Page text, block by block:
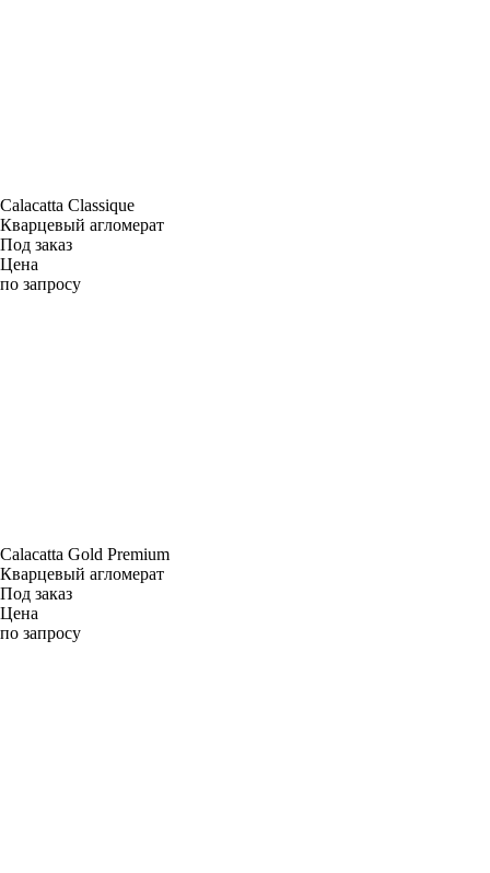
Calacatta Classique
Кварцевый агломерат
Под заказ
Цена
по запросу
Calacatta Gold Premium
Кварцевый агломерат
Под заказ
Цена
по запросу